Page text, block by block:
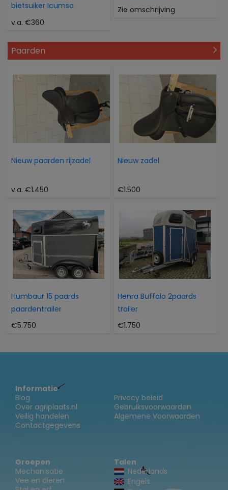
bietsuiker Icumsa
v.a. €360
Zie omschrijving
Paarden
Nieuw paarden rijzadel
v.a. €1.450
Nieuw zadel
€1.500
Humbaur 15 paards
paardentrailer
€5.750
Henra Buffalo 2paards
trailer
€1.750
Informatie
Blog
Over agriplaats.nl
Veilig handelen
Contactgegevens
Privacy beleid
Gebruiksvoorwaarden
Algemene Voorwaarden
Groepen
Mechanisatie
Vee en dieren
Talen
Nederlands
Engels